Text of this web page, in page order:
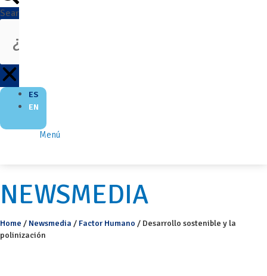
Search
ES
EN
Menú
NEWSMEDIA
Home / Newsmedia / Factor Humano / Desarrollo sostenible y la
polinización